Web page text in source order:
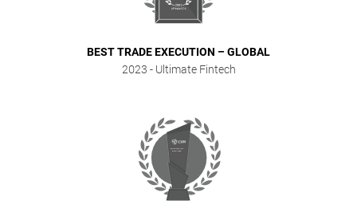
BEST TRADE EXECUTION – GLOBAL
2023 - Ultimate Fintech